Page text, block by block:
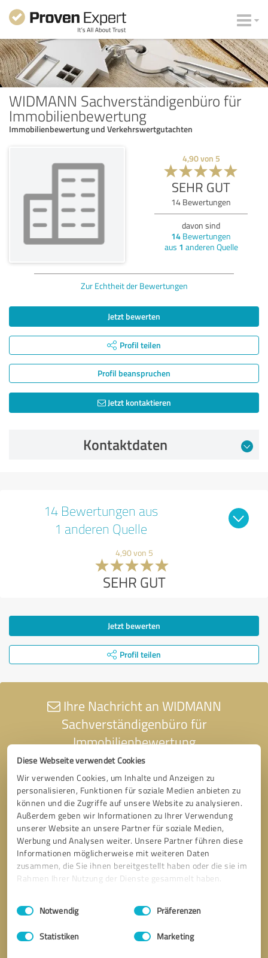
Diese Webseite verwendet Cookies
Wir verwenden Cookies, um Inhalte und Anzeigen zu
personalisieren, Funktionen für soziale Medien anbieten zu
können und die Zugriffe auf unsere Website zu analysieren.
Außerdem geben wir Informationen zu Ihrer Verwendung
unserer Website an unsere Partner für soziale Medien,
Werbung und Analysen weiter. Unsere Partner führen diese
Informationen möglicherweise mit weiteren Daten
zusammen, die Sie ihnen bereitgestellt haben oder die sie im
Rahmen Ihrer Nutzung der Dienste gesammelt haben.
Impressum Datenschutzbestimmungen
Einwilligungsauswahl
Notwendig Präferenzen
Statistiken Marketing
WIDMANN Sachverständigenbüro für
Immobilienbewertung
Immobilienbewertung und Verkehrswertgutachten
4,90von 5
SEHR GUT
14 Bewertungen
davon sind
14 Bewertungen
aus 1 anderen Quelle
Zur Echtheit der Bewertungen
Jetzt bewerten
Profil teilen
Profil beanspruchen
Jetzt kontaktieren
Kontaktdaten
14 Bewertungen aus
1 anderen Quelle
4,90 von 5
SEHR GUT
Jetzt bewerten
Profil teilen
Ihre Nachricht an WIDMANN
Sachverständigenbüro für
Immobilienbewertung